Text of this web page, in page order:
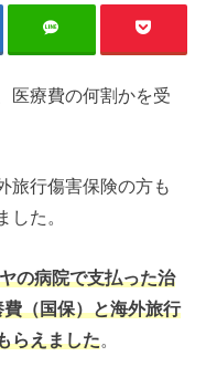
医療費の何割かを受
旅行傷害保険の方も
した。
の病院で支払った治
（国保）と海外旅行
らえました。